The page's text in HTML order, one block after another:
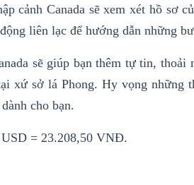
cảnh Canada sẽ xem xét hồ sơ
liên lạc để hướng dẫn những
sẽ giúp bạn thêm tự tin,
xứ sở lá Phong. Hy vọng những
cho bạn.
= 23.208,50 VNĐ.